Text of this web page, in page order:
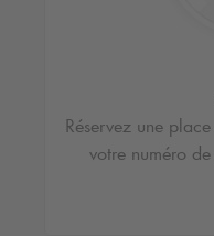
Réservez une
votre numéro